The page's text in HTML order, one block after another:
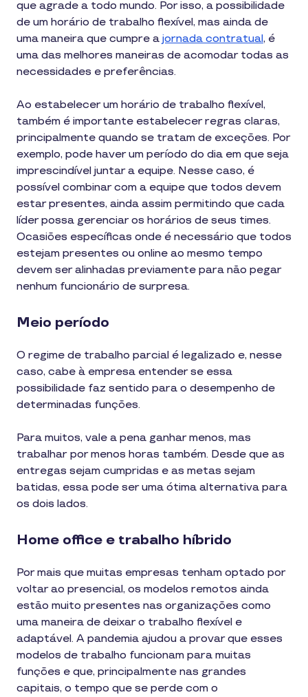
que agrade a todo mundo. Por isso, a possibilidade
de um horário de trabalho flexível, mas ainda de
uma maneira que cumpre a jornada contratual, é
uma das melhores maneiras de acomodar todas as
necessidades e preferências.
Ao estabelecer um horário de trabalho flexível,
também é importante estabelecer regras claras,
principalmente quando se tratam de exceções. Por
exemplo, pode haver um período do dia em que seja
imprescindível juntar a equipe. Nesse caso, é
possível combinar com a equipe que todos devem
estar presentes, ainda assim permitindo que cada
líder possa gerenciar os horários de seus times.
Ocasiões específicas onde é necessário que todos
estejam presentes ou online ao mesmo tempo
devem ser alinhadas previamente para não pegar
nenhum funcionário de surpresa.
Meio período
O regime de trabalho parcial é legalizado e, nesse
caso, cabe à empresa entender se essa
possibilidade faz sentido para o desempenho de
determinadas funções.
Para muitos, vale a pena ganhar menos, mas
trabalhar por menos horas também. Desde que as
entregas sejam cumpridas e as metas sejam
batidas, essa pode ser uma ótima alternativa para
os dois lados.
Home office e trabalho híbrido
Por mais que muitas empresas tenham optado por
voltar ao presencial, os modelos remotos ainda
estão muito presentes nas organizações como
uma maneira de deixar o trabalho flexível e
adaptável. A pandemia ajudou a provar que esses
modelos de trabalho funcionam para muitas
funções e que, principalmente nas grandes
capitais, o tempo que se perde com o